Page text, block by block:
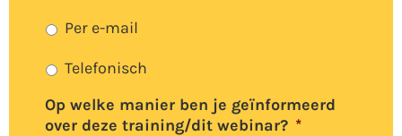
Per e-mail
Telefonisch
Op welke manier ben je geïnformeerd
over deze training/dit webinar? *